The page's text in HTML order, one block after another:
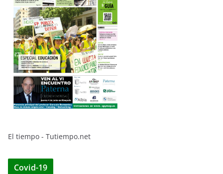
El tiempo - Tutiempo.net
Covid-19